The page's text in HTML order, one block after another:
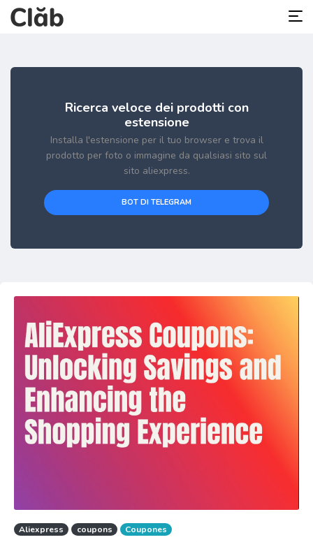
Ricerca veloce dei prodotti con
estensione
Installa l'estensione per il tuo browser e trova il
prodotto per foto o immagine da qualsiasi sito sul
sito aliexpress.
BOT DI TELEGRAM
Aliexpress coupons Coupones